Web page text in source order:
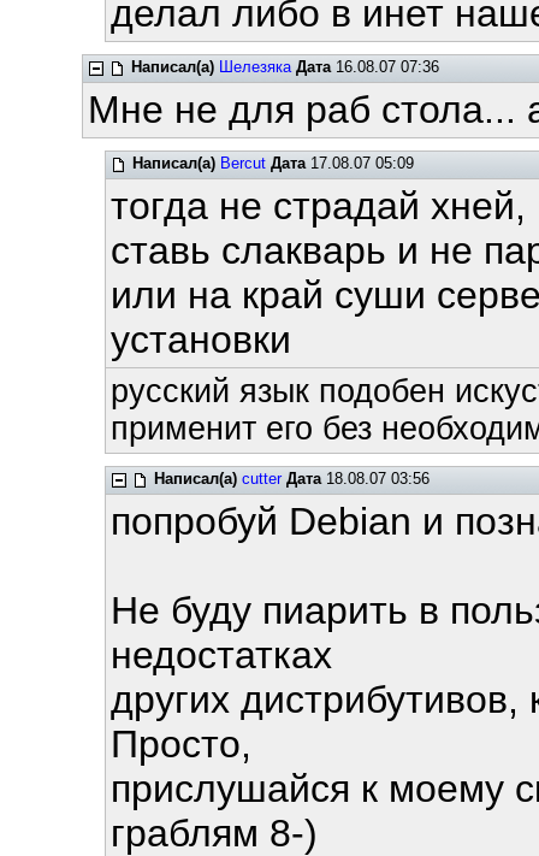
делал либо в инет
Написал(а) Шелезяка Дата16.08.07 07:36
Мне не для раб стола...
Написал(а) Bercut Дата17.08.07 05:09
тогда не страдай хней,
ставь слакварь и не
или на край суши
установки
русский язык подобен
применит его без
Написал(а) cutter Дата18.08.07 03:56
попробуй Debian и
Не буду пиарить в
недостатках
других
Просто,
прислушайся к моему
граблям 8-)